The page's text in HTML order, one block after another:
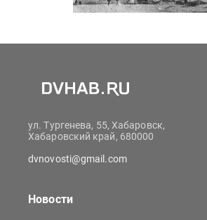
ул. Тургенева, 55, Хабаровск,
Хабаровский край, 680000
dvnovosti@gmail.com
Новости